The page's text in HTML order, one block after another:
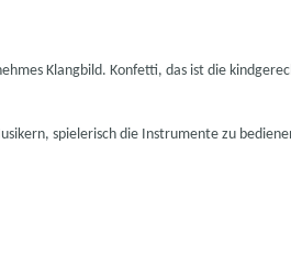
Klangbild. Konfetti, das ist die
spielerisch die Instrumente zu